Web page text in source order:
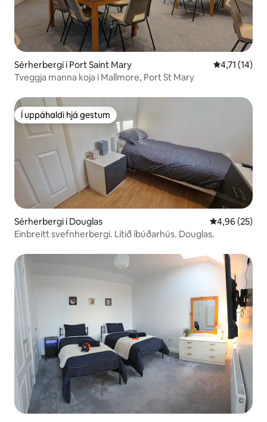
Sérherbergi í Port Saint Mary 4,71 af 5 í
4,71 (14)
Tveggja manna koja í Mallmore, Port St Mary
Í uppáhaldi hjá gestum
Í uppáhaldi hjá gestum
Sérherbergi í Douglas 4,96 af 5 í
4,96 (25)
Einbreitt svefnherbergi. Lítið íbúðarhús. Douglas.